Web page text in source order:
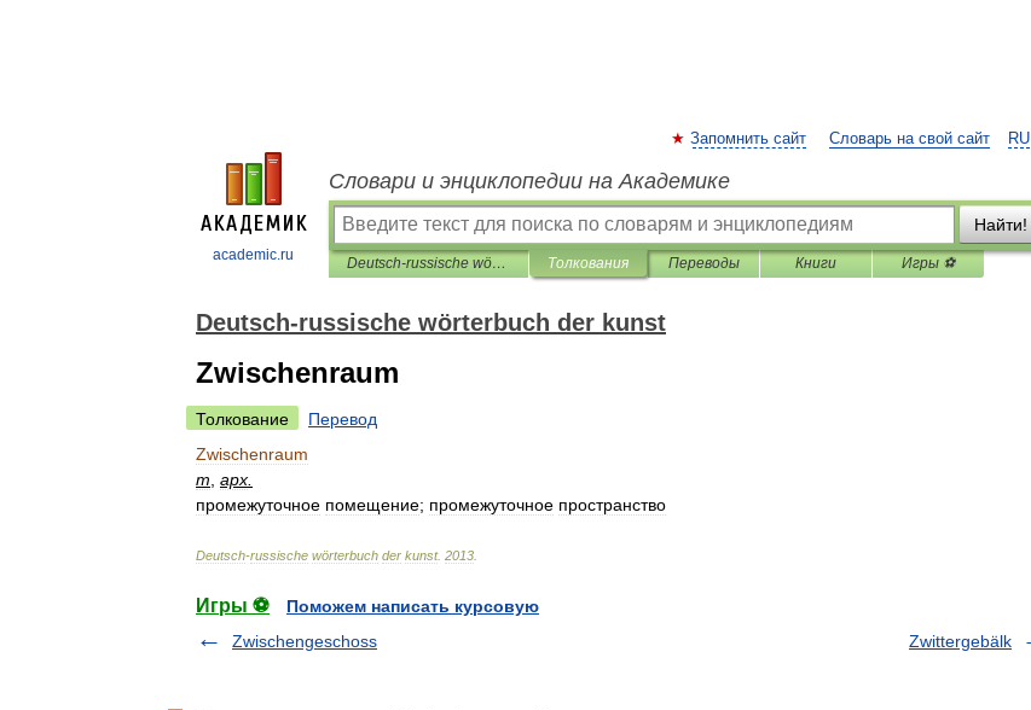
academic.ru
RU
Запомнить сайт Словарь на свой сайт
Словари и энциклопедии на Академике
Найти!
Deutsch-russische wörterbuch der kunst Толкования Переводы Книги Игры ⚽
Deutsch-russische wörterbuch der kunst
Zwischenraum
Толкование
Перевод
Zwischenraum
m арх
промежуточное помещение; промежуточное пространство
Deutsch-russische wörterbuch der kunst. 2013
Игры ⚽
Поможем написать курсовую
Zwischengeschoss
Zwittergebälk